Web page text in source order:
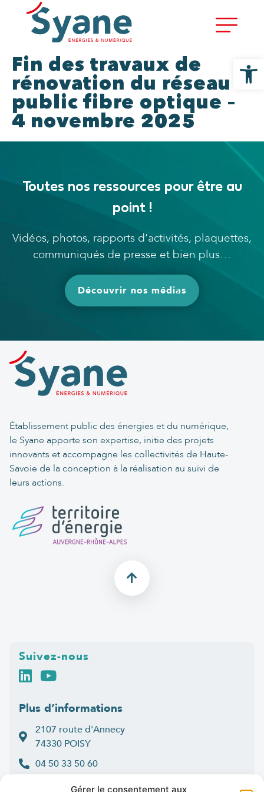
Gérer le consentement aux
Fin des travaux de
rénovation du réseau
public fibre optique –
4 novembre 2025
Toutes nos ressources pour être au
point !
Vidéos, photos, rapports d’activités, plaquettes,
communiqués de presse et bien plus…
Découvrir nos médias
Établissement public des énergies et du numérique,
le Syane apporte son expertise, initie des projets
innovants et accompagne les collectivités de Haute-
Savoie de la conception à la réalisation au suivi de
leurs actions.
Suivez-nous
Plus d’informations
2107 route d'Annecy
74330 POISY
04 50 33 50 60
Lun > jeu : 9h-12h et 14h-16h30
Ouvrir